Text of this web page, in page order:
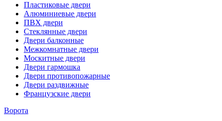
Пластиковые двери
Алюминиевые двери
ПВХ двери
Стеклянные двери
Двери балконные
Межкомнатные двери
Москитные двери
Двери гармошка
Двери противопожарные
Двери раздвижные
Французские двери
Ворота